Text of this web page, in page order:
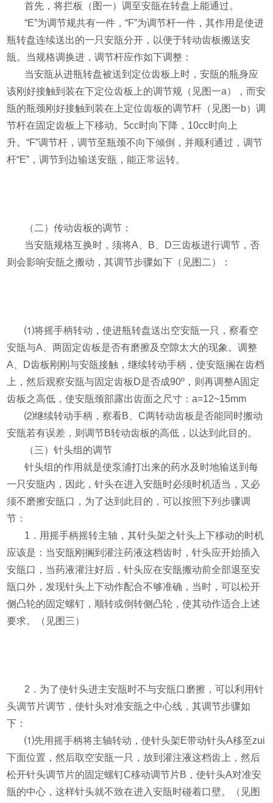
首先，将拦板（图一）调至安瓿在转盘上能通过。
“E”为调节规共有一件，“F”为调节杆一件，其作用是使进
瓶转盘连续送出的一只安瓿分开，以便于转动齿板搬送安
瓿。当规格调换进，调节杆应作如下调整：
当安瓿从进瓶转盘被送到定位齿板上时，安瓿的瓶身应
该刚好接触到装在下定位齿板上的调节规（见图一a），而安
瓿的瓶颈刚好接触到装在上定位齿板的调节杆（见图一b）调
节杆在固定齿板上下移动。 5cc时向下降， 10cc时向上
升。“F”调节杆，调节至瓶颈不向下倾倒，并顺利通过，调节
杆“E”，调节到边输送安瓿，能正常运转。
（二）传动齿板的调节：
当安瓿规格互换时，须将A B D三齿板进行调节，否
则会影响安瓿之搬动，其调节步骤如下（见图二）：
⑴将摇手柄转动，使进瓶转盘送出空安瓿一只，察看空
安瓿与A 、两固定齿板是否有磨擦及空隙太大的现象。调整
A
D齿板刚刚与安瓿接触，继续转动手柄，使安瓿搁在齿档
上，然后观察安瓿与固定齿板 D是否成90º ，则再调整A固定
齿板之高低，使安瓿颈部露出齿面之尺寸：a=12~15mm
⑵继续转动手柄，察看B 、C两转动齿板是否能同时搬动
安瓿若有误差，则调节B转动齿板的高低，以达到此目的。
（三）针头组的调节
针头组的作用就是使泵浦打出来的药水及时地输送到每
一只安瓿内，因此，针头在进入安瓿时必须时机适当，又必
须不磨擦安瓿口，为了达到此目的，可以按照下列步骤调
节：
1 ．用摇手柄摇转主轴，其针头架之针头上下移动的时机
应该是：当安瓿刚搁到灌注药液这档齿时，针头应开始插入
安瓿口，当药液灌注好后，针头应在安瓿搬动前全部退至安
瓿口外，发现针头上下动作配合不够准确，当时，可以松开
侧凸轮的固定螺钉，顺转或倒转侧凸轮，使其动作适合上述
要求。（见图三）
2 ．为了使针头进主安瓿时不与安瓿口磨擦，可以利用针
头调节片调节，使针头对准安瓿之中心线，其调节步骤如
下：
⑴先用摇手柄将主轴转动，使针头架E带动针头A移至zui
下面位置，然后取空安瓿一只，放到灌注液这档齿上，然后
松开针头调节片的固定螺钉C移动调节片B ，使针头A对准安
瓿的中心，这样针头就不致在进入安瓿时碰着口壁。（见图